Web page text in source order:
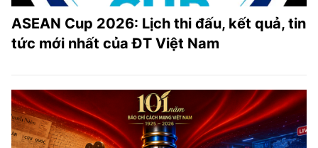
ASEAN Cup 2026: Lịch thi đấu, kết quả, tin
tức mới nhất của ĐT Việt Nam